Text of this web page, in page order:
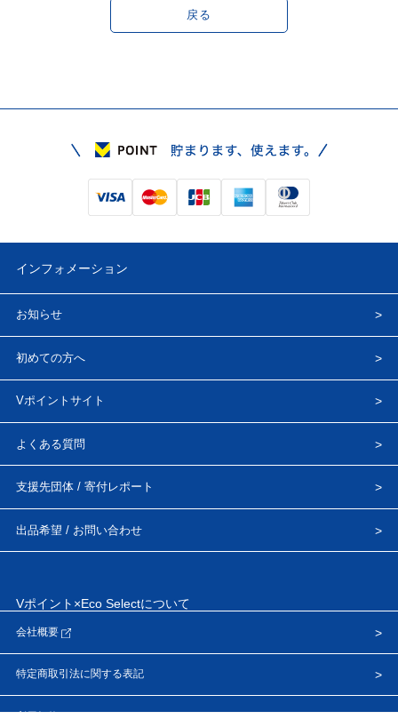
戻る
インフォメーション
お知らせ
初めての方へ
Vポイントサイト
よくある質問
支援先団体 / 寄付レポート
出品希望 / お問い合わせ
Vポイント×Eco Selectについて
会社概要
特定商取引法に関する表記
利用規約